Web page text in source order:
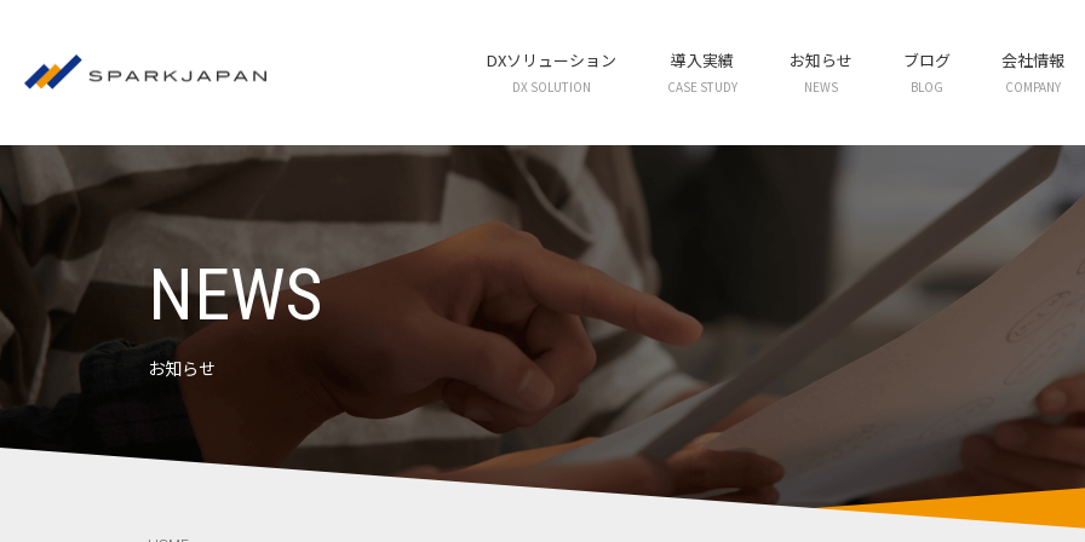
DXソリューション
DX SOLUTION
導入実績
CASE STUDY
お知らせ
NEWS
ブログ
BLOG
会社情報
COMPANY
NEWS
お知らせ